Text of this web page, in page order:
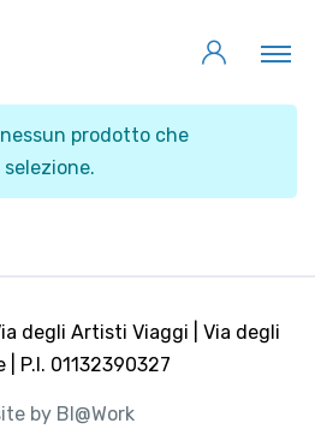
prodotto che
degli Artisti Viaggi | Via degli
P.I. 01132390327
by BI@Work